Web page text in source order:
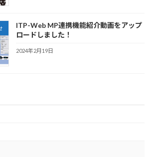
ITP-Web MP連携機能紹介動画をアップ
ロードしました！
2024年2月19日